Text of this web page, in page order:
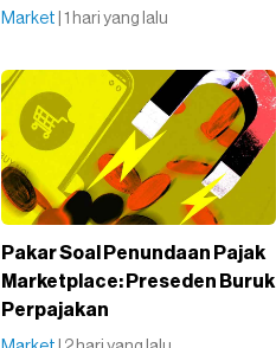
Market | 1 hari yang lalu
Pakar Soal Penundaan Pajak
Marketplace: Preseden Buruk
Perpajakan